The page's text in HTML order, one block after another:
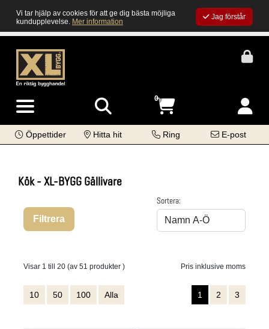
Vi tar hjälp av cookies för att ge dig bästa möjliga
kundupplevelse. Mer information
Jag förstår
0
Öppettider Hitta hit Ring E-post
Kök - XL-BYGG Gällivare
Filtrera
Sortera:
Visar 1 till 20 (av 51 produkter ) Pris inklusive moms
10 50 100 Alla 1 2 3